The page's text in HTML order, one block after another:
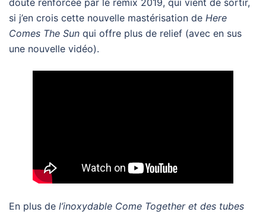
doute renforcée par le remix 2019, qui vient de sortir,
si j’en crois cette nouvelle mastérisation de Here
Comes The Sun qui offre plus de relief (avec en sus
une nouvelle vidéo).
En plus de l’inoxydable Come Together et des tubes